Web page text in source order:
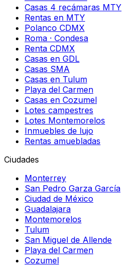
Casas 4 recámaras MTY
Rentas en MTY
Polanco CDMX
Roma · Condesa
Renta CDMX
Casas en GDL
Casas SMA
Casas en Tulum
Playa del Carmen
Casas en Cozumel
Lotes campestres
Lotes Montemorelos
Inmuebles de lujo
Rentas amuebladas
Ciudades
Monterrey
San Pedro Garza García
Ciudad de México
Guadalajara
Montemorelos
Tulum
San Miguel de Allende
Playa del Carmen
Cozumel